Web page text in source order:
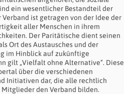
ein wesentlicher Bestandteil der
ist getragen von der Idee der
aller Menschen in ihrem
Der Paritätische dient seinen
Ort des Austausches und der
im Hinblick auf zukünftige
gilt „Vielfalt ohne Alternative“. Diese
über die verschiedenen
Initiativen dar, die alle rechtlich
den Verband bilden.